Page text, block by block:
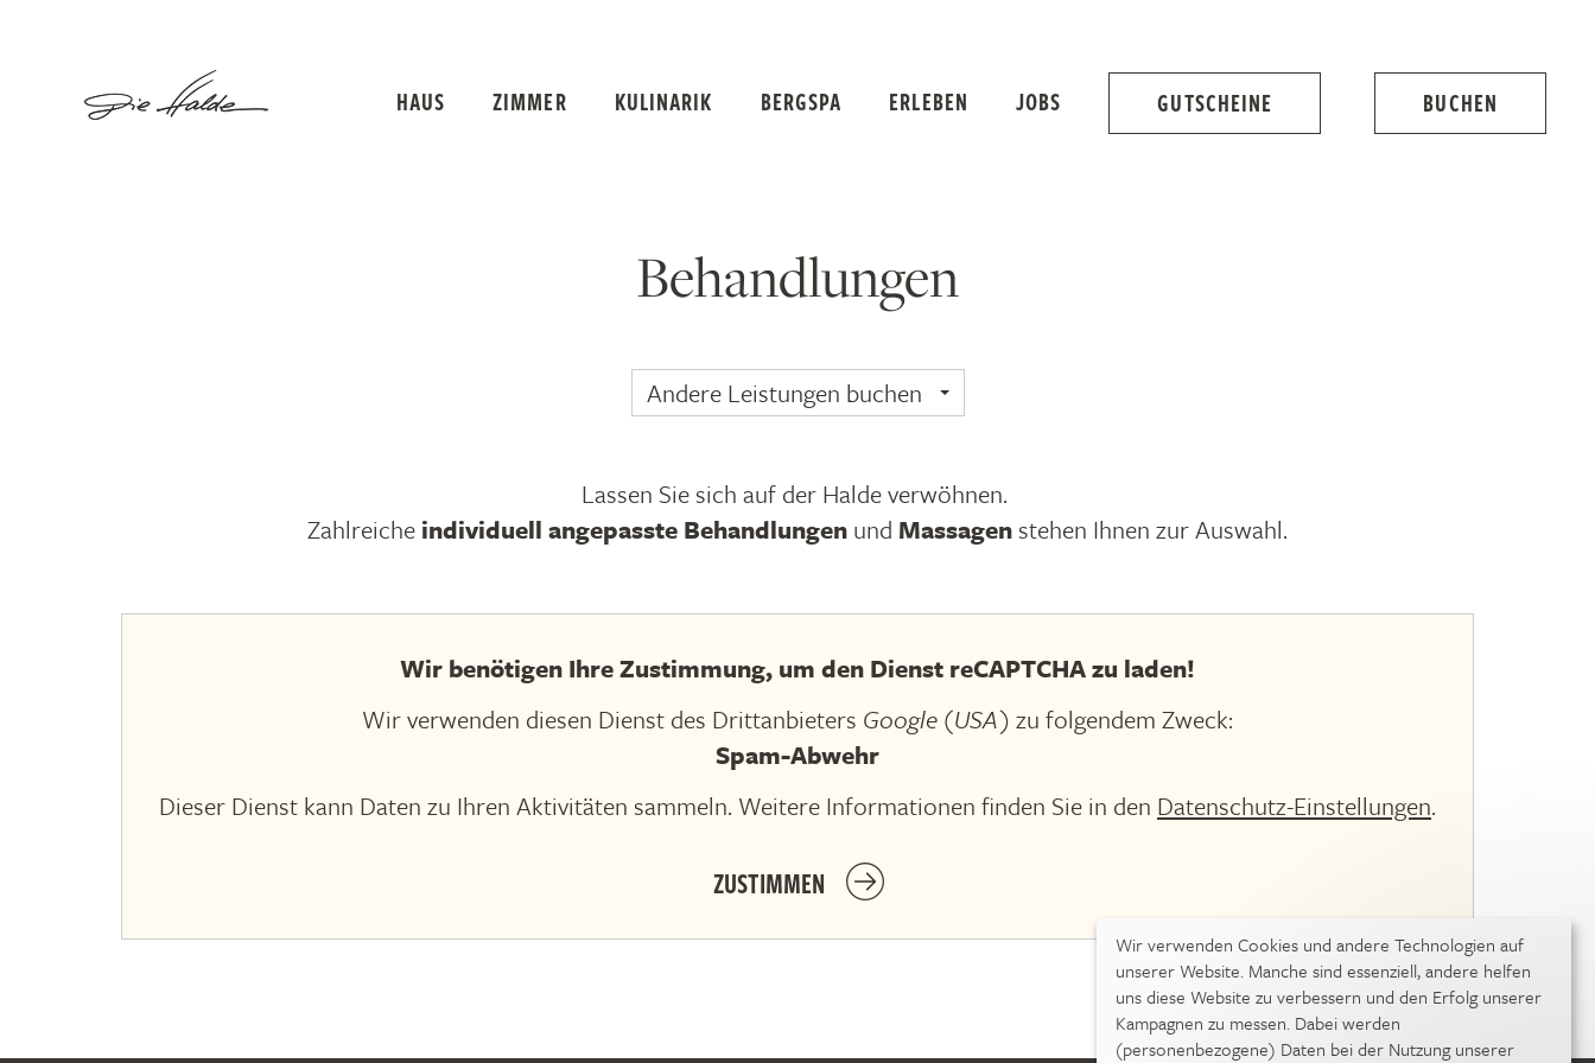
HAUS ZIMMER KULINARIK BERGSPA ERLEBEN JOBS GUTSCHEINE BUCHEN
Behandlungen
Andere Leistungen buchen
Lassen Sie sich auf der Halde verwöhnen.
Zahlreiche individuell angepasste Behandlungen und Massagen stehen Ihnen zur Auswahl.
Wir benötigen Ihre Zustimmung, um den Dienst reCAPTCHA zu laden!
Wir verwenden diesen Dienst des Drittanbieters Google (USA) zu folgendem Zweck:
Spam-Abwehr
Dieser Dienst kann Daten zu Ihren Aktivitäten sammeln. Weitere Informationen finden Sie in den Datenschutz-Einstellungen.
ZUSTIMMEN
Wir verwenden Cookies und andere Technologien auf
unserer Website. Manche sind essenziell, andere helfen
uns diese Website zu verbessern und den Erfolg unserer
Kampagnen zu messen. Dabei werden
(personenbezogene) Daten bei der Nutzung unserer